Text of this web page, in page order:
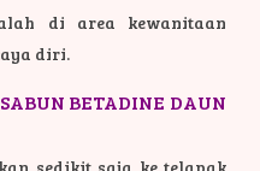
di area kewanitaan
diri.
BETADINE DAUN
sedikit saja ke telapak